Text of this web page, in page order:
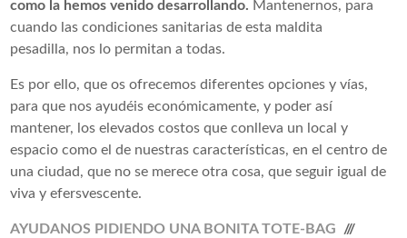
como la hemos venido desarrollando. Mantenernos, para
cuando las condiciones sanitarias de esta maldita
pesadilla, nos lo permitan a todas.
Es por ello, que os ofrecemos diferentes opciones y vías,
para que nos ayudéis económicamente, y poder así
mantener, los elevados costos que conlleva un local y
espacio como el de nuestras características, en el centro de
una ciudad, que no se merece otra cosa, que seguir igual de
viva y efersvescente.
AYUDANOS PIDIENDO UNA BONITA TOTE-BAG ///